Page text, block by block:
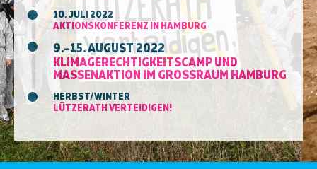
10. JULI 2022
AKTIONSKONFERENZ IN HAMBURG
9.–15. AUGUST 2022
KLIMAGERECHTIGKEITSCAMP UND
MASSENAKTION IM GROSSRAUM HAMBURG
HERBST/WINTER
LÜTZERATH VERTEIDIGEN!